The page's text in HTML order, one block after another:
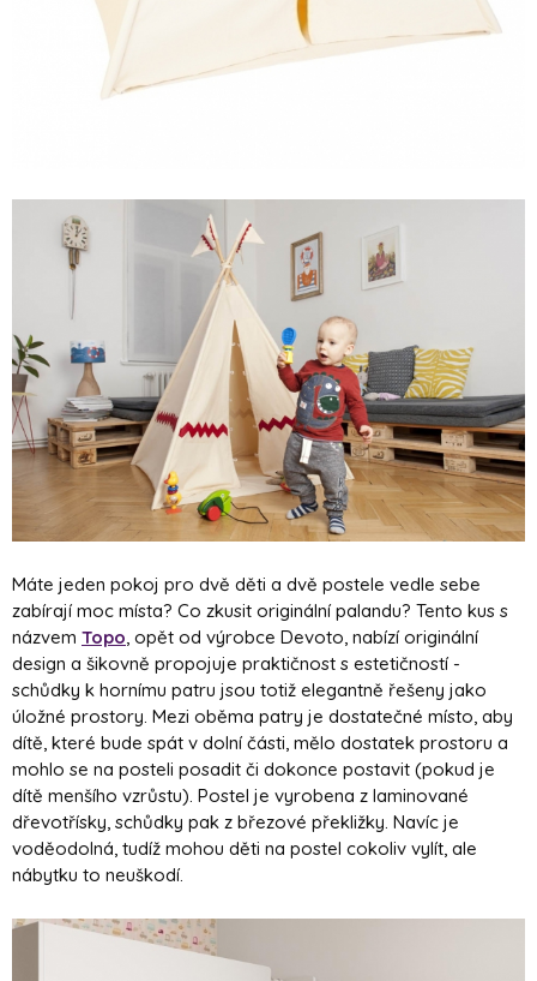
Máte jeden pokoj pro dvě děti a dvě postele vedle sebe
zabírají moc místa? Co zkusit originální palandu? Tento kus s
názvem Topo, opět od výrobce Devoto, nabízí originální
design a šikovně propojuje praktičnost s estetičností -
schůdky k hornímu patru jsou totiž elegantně řešeny jako
úložné prostory. Mezi oběma patry je dostatečné místo, aby
dítě, které bude spát v dolní části, mělo dostatek prostoru a
mohlo se na posteli posadit či dokonce postavit (pokud je
dítě menšího vzrůstu). Postel je vyrobena z laminované
dřevotřísky, schůdky pak z březové překližky. Navíc je
voděodolná, tudíž mohou děti na postel cokoliv vylít, ale
nábytku to neuškodí.